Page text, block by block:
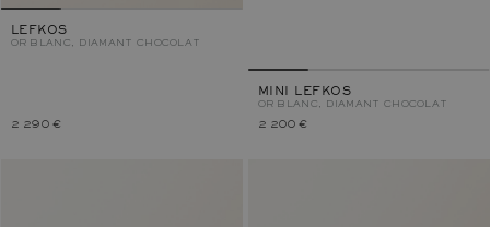
LEFKOS
OR BLANC, DIAMANT CHOCOLAT
2 290 €
MINI LEFKOS
OR BLANC, DIAMANT CHOCOLAT
2 200 €